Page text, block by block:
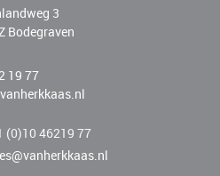
3
Bodegraven
19 77
(0)10 46219 77